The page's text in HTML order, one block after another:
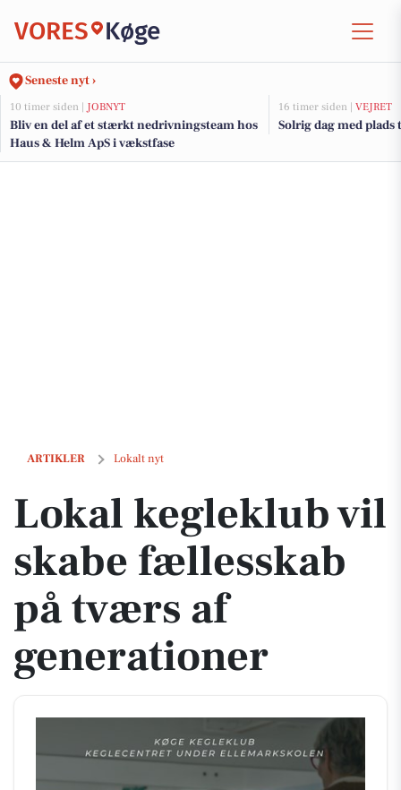
VORES Køge
Seneste nyt ›
10 timer siden | JOBNYT
Bliv en del af et stærkt nedrivningsteam hos
Haus & Helm ApS i vækstfase
16 timer siden | VEJRET
Solrig dag med
ARTIKLER Lokalt nyt
Lokal kegleklub vil skabe fællesskab på tværs af generationer
Lokal kegleklub vil
skabe fællesskab
på tværs af
generationer